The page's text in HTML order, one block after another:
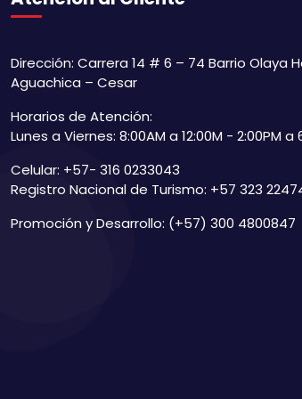
Dirección: Carrera 14 # 6 – 74 Barrio Olaya
Aguachica – Cesar
Horarios de Atención:
Lunes a Viernes: 8:00AM a 12:00M - 2:00PM a
Celular: +57- 316 0233043
Registro Nacional de Turismo: +57 323
Promoción y Desarrollo: (+57) 300 4800847